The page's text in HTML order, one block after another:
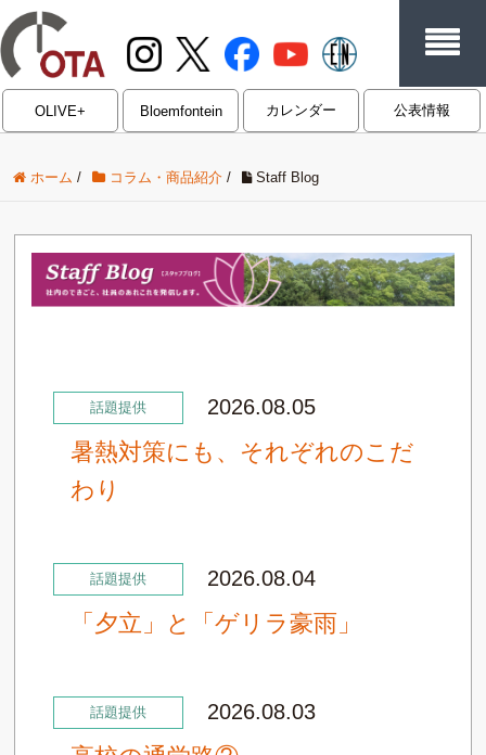
OLIVE+ Bloemfontein カレンダー 公表情報
ホーム / コラム・商品紹介 / Staff Blog
話題提供 2026.08.05
暑熱対策にも、それぞれのこだ
わり
話題提供 2026.08.04
「夕立」と「ゲリラ豪雨」
話題提供 2026.08.03